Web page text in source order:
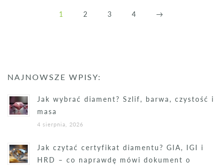
1 2 3 4 →
NAJNOWSZE WPISY:
Jak wybrać diament? Szlif, barwa, czystość i
masa
4 sierpnia, 2026
Jak czytać certyfikat diamentu? GIA, IGI i
HRD – co naprawdę mówi dokument o